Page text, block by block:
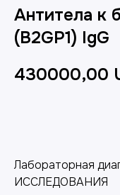
Антитела к
(B2GP1) IgG
430000,00
Лабораторная
ИССЛЕДОВАНИЯ
Другие